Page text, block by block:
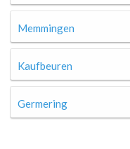
Memmingen
Kaufbeuren
Germering